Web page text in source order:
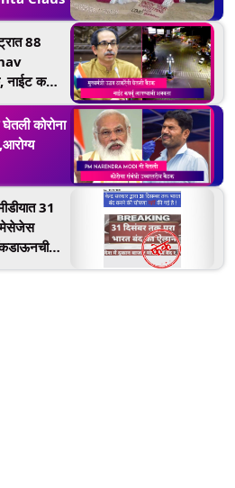
88
कर्फ्यू
कोरोना
31
मेसेजेस